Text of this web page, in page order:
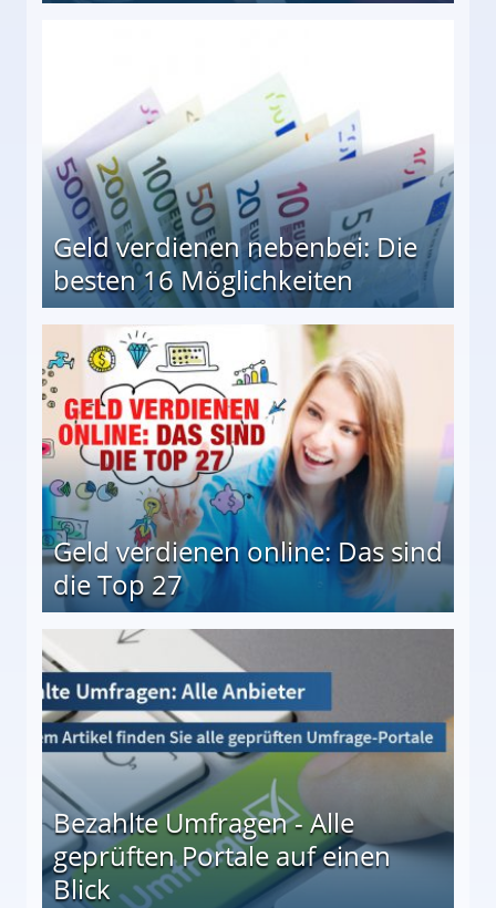
Geld verdienen nebenbei: Die
besten 16 Möglichkeiten
Geld verdienen online: Das sind
die Top 27
Bezahlte Umfragen - Alle
geprüften Portale auf einen
Blick